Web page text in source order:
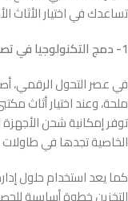
تساعدك في اختيار الأثاث
1- دمج التكنولوجيا في تصميم المكتب
في عصر التحول الرقمي،
ملحة، وعند اختيار أثاث
توفر إمكانية شحن
الخاصية تجدها في طاولات
كما يعد استخدام حلول
التخزين خطوة أساسية